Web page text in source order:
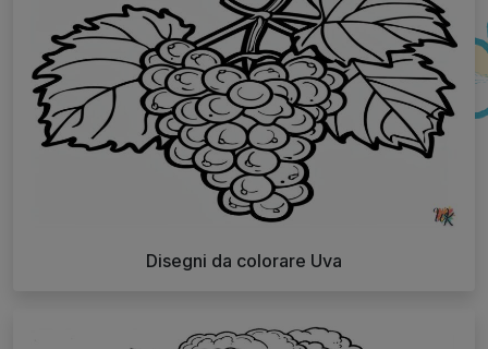
Disegni da colorare Uva